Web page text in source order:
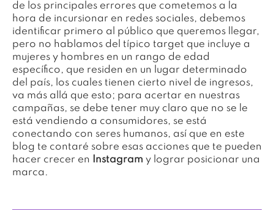
de los principales errores que cometemos a la
hora de incursionar en redes sociales, debemos
identificar primero al público que queremos llegar,
pero no hablamos del típico target que incluye a
mujeres y hombres en un rango de edad
específico, que residen en un lugar determinado
del país, los cuales tienen cierto nivel de ingresos,
va más allá que esto; para acertar en nuestras
campañas, se debe tener muy claro que no se le
está vendiendo a consumidores, se está
conectando con seres humanos, así que en este
blog te contaré sobre esas acciones que te pueden
hacer crecer en
Instagram y lograr posicionar una
marca.